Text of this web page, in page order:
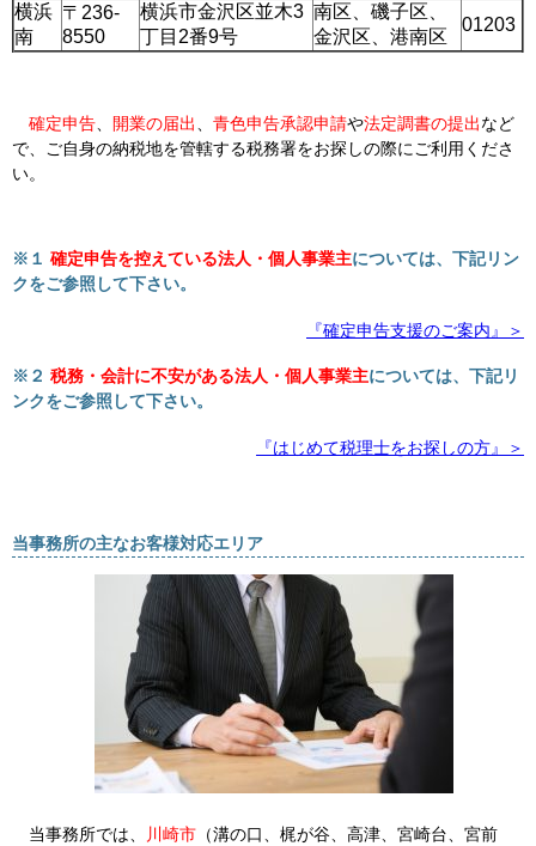
横浜
南
〒236-
8550
横浜市金沢区並木3
丁目2番9号
南区、磯子区、
金沢区、港南区
01203
確定申告、 開業の届出、 青色申告承認申請や法定調書の提出など
で、ご自身の納税地を管轄する税務署をお探しの際にご利用くださ
い。
※１ 確定申告を控えている法人・個人事業主については、下記リン
クをご参照して下さい。
『確定申告支援のご案内』＞
※２ 税務・会計に不安がある法人・個人事業主については、下記リ
ンクをご参照して下さい。
『はじめて税理士をお探しの方』＞
当事務所の主なお客様対応エリア
当事務所では、 川崎市 （溝の口、梶が谷、高津、宮崎台、宮前